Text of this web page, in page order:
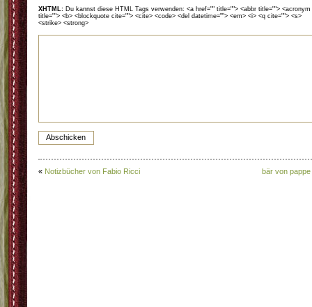
XHTML: Du kannst diese HTML Tags verwenden: <a href="" title=""> <abbr title=""> <acronym
title=""> <b> <blockquote cite=""> <cite> <code> <del datetime=""> <em> <i> <q cite=""> <s>
<strike> <strong>
« Notizbücher von Fabio Ricci bär von pappe